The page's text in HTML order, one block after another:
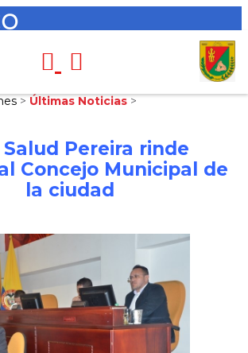
> Últimas Noticias >
Salud Pereira rinde
Concejo Municipal de
la ciudad